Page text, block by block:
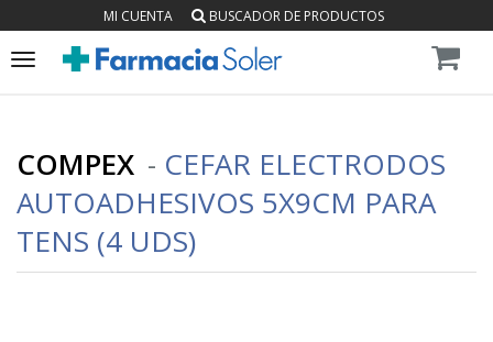
MI CUENTA BUSCADOR DE PRODUCTOS
Toggle
COMPEX - CEFAR ELECTRODOS
AUTOADHESIVOS 5X9CM PARA
TENS (4 UDS)